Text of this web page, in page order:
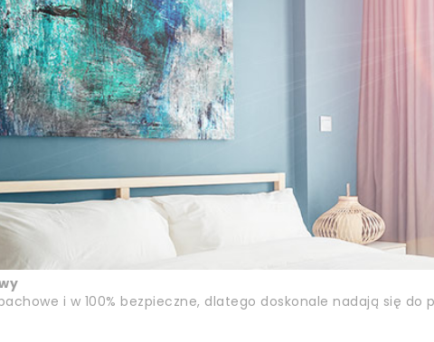
i w 100% bezpieczne, dlatego doskonale nadają się do